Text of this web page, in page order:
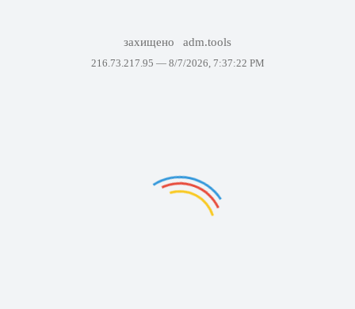
захищено adm.tools
216.73.217.95 — 8/7/2026, 7:37:22 PM